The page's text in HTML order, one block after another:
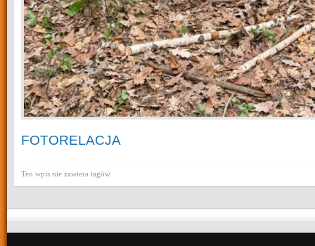
FOTORELACJA
Ten wpis nie zawiera tagów